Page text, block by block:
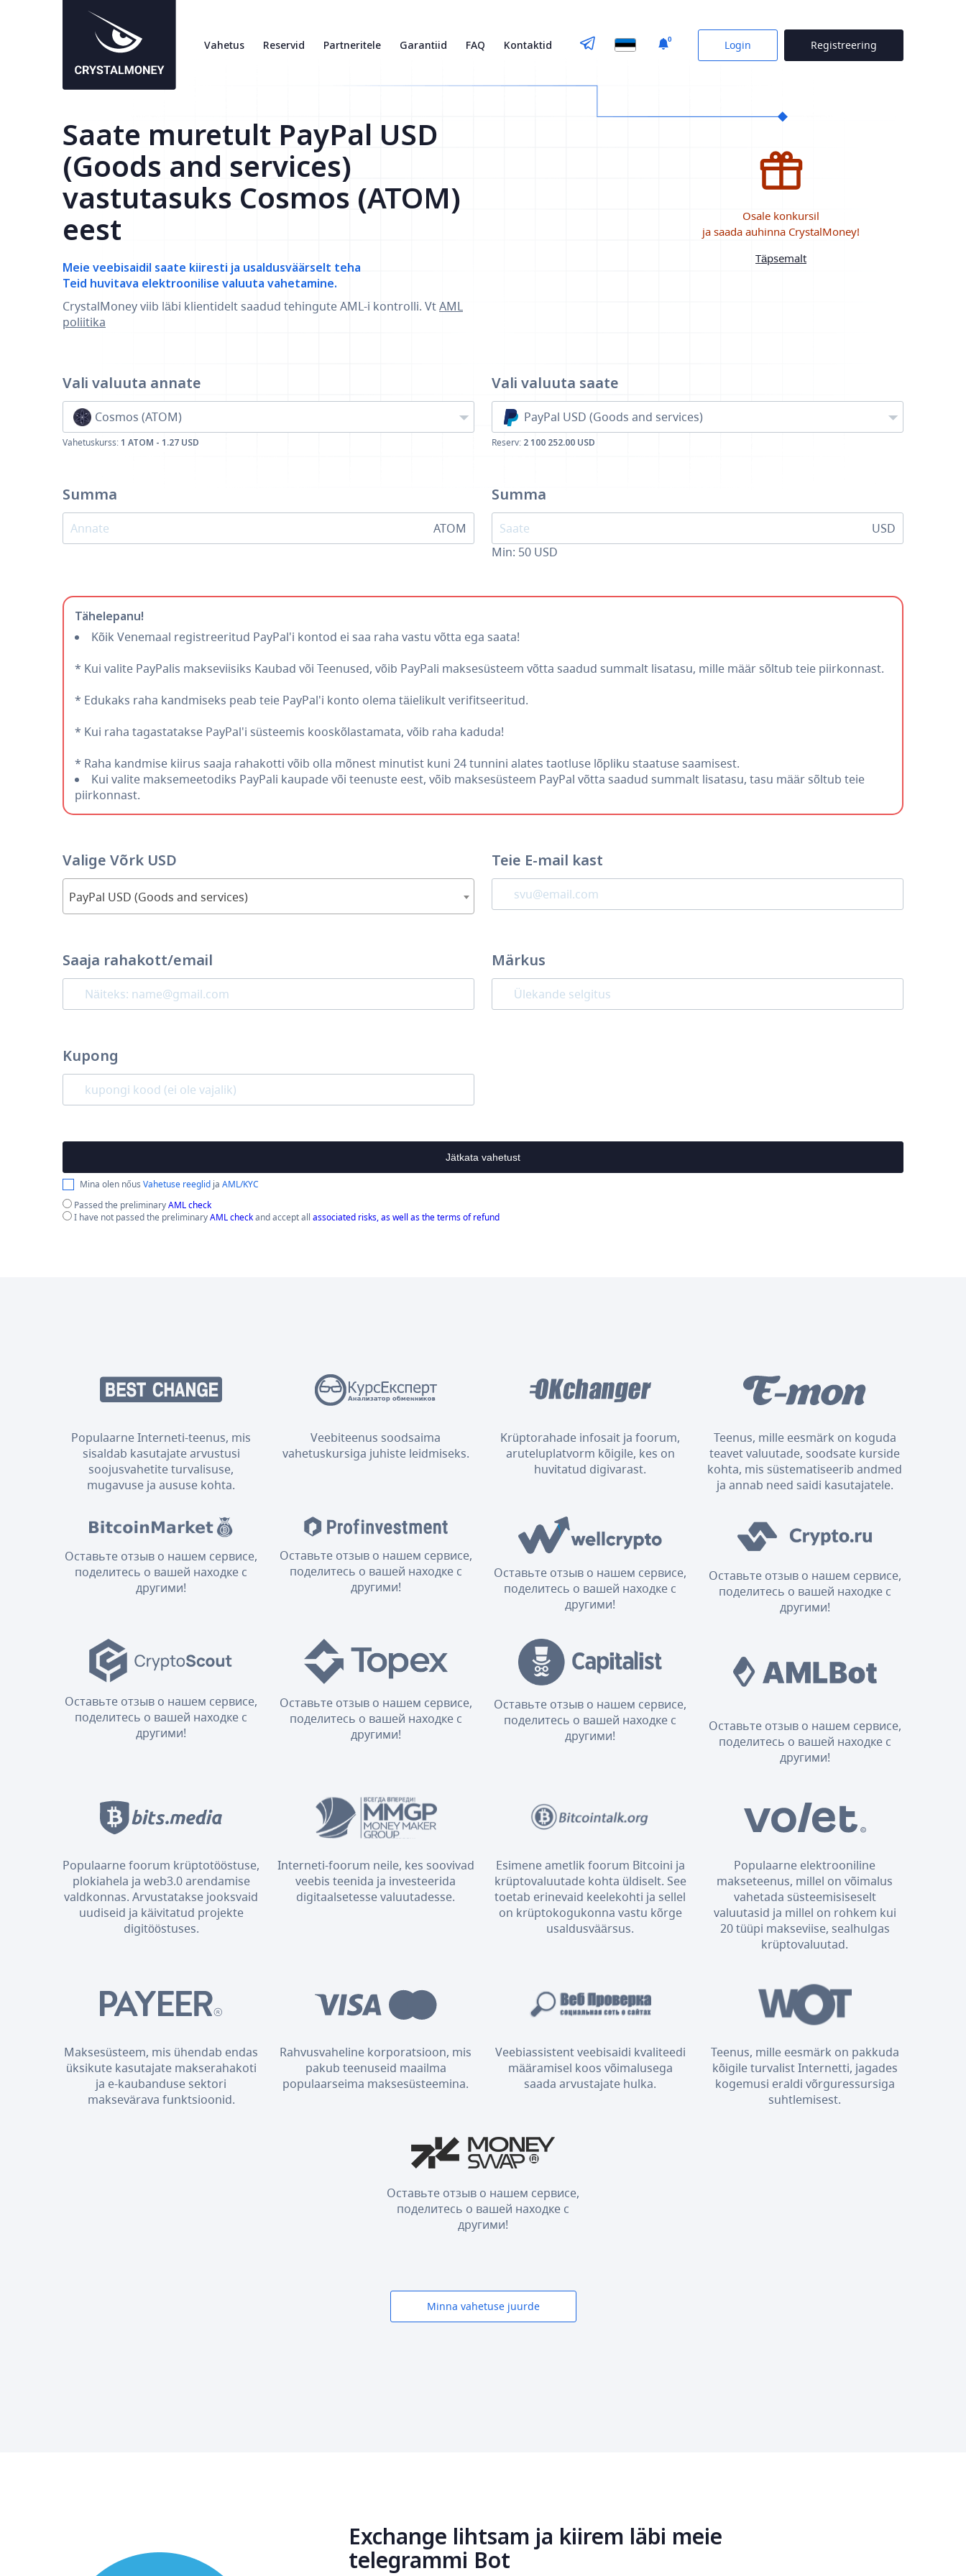
Vahetus Reservid Partneritele Garantiid FAQ Kontaktid 0 Login Registreering
Saate muretult PayPal USD
(Goods and services)
vastutasuks Cosmos (ATOM)
eest
Meie veebisaidil saate kiiresti ja usaldusväärselt teha
Teid huvitava elektroonilise valuuta vahetamine.
CrystalMoney viib läbi klientidelt saadud tehingute AML-i kontrolli. VtAML
poliitika
Osale konkursil
ja saada auhinna CrystalMoney!
Täpsemalt
Vali valuuta annate
Cosmos (ATOM)
Vahetuskurss: 1 ATOM - 1.27 USD
Summa
ATOM
Vali valuuta saate
PayPal USD (Goods and services)
Reserv: 2 100 252.00 USD
Summa
USD
Min: 50 USD
Tähelepanu!
Kõik Venemaal registreeritud PayPal'i kontod ei saa raha vastu võtta ega saata!
* Kui valite PayPalis makseviisiks Kaubad või Teenused, võib PayPali maksesüsteem võtta saadud summalt lisatasu, mille määr sõltub teie piirkonnast.
* Edukaks raha kandmiseks peab teie PayPal'i konto olema täielikult verifitseeritud.
* Kui raha tagastatakse PayPal'i süsteemis kooskõlastamata, võib raha kaduda!
* Raha kandmise kiirus saaja rahakotti võib olla mõnest minutist kuni 24 tunnini alates taotluse lõpliku staatuse saamisest.
Kui valite maksemeetodiks PayPali kaupade või teenuste eest, võib maksesüsteem PayPal võtta saadud summalt lisatasu, tasu määr sõltub teie
piirkonnast.
Valige Võrk USD
PayPal USD (Goods and services)
Teie E-mail kast
Saaja rahakott/email Märkus
Kupong
Jätkata vahetust
Mina olen nőus Vahetuse reeglid ja AML/KYC
Passed the preliminaryAML check
I have not passed the preliminaryAML checkand accept all associated risks, as well as the terms of refund
Populaarne Interneti-teenus, mis
sisaldab kasutajate arvustusi
soojusvahetite turvalisuse,
mugavuse ja aususe kohta.
Veebiteenus soodsaima
vahetuskursiga juhiste leidmiseks.
Krüptorahade infosait ja foorum,
aruteluplatvorm kõigile, kes on
huvitatud digivarast.
Teenus, mille eesmärk on koguda
teavet valuutade, soodsate kurside
kohta, mis süstematiseerib andmed
ja annab need saidi kasutajatele.
Оставьте отзыв о нашем сервисе,
поделитесь о вашей находке с
другими!
Оставьте отзыв о нашем сервисе,
поделитесь о вашей находке с
другими!
Оставьте отзыв о нашем сервисе,
поделитесь о вашей находке с
другими!
Оставьте отзыв о нашем сервисе,
поделитесь о вашей находке с
другими!
Оставьте отзыв о нашем сервисе,
поделитесь о вашей находке с
другими!
Оставьте отзыв о нашем сервисе,
поделитесь о вашей находке с
другими!
Оставьте отзыв о нашем сервисе,
поделитесь о вашей находке с
другими!
Оставьте отзыв о нашем сервисе,
поделитесь о вашей находке с
другими!
Populaarne foorum krüptotööstuse,
plokiahela ja web3.0 arendamise
valdkonnas. Arvustatakse jooksvaid
uudiseid ja käivitatud projekte
digitööstuses.
Interneti-foorum neile, kes soovivad
veebis teenida ja investeerida
digitaalsetesse valuutadesse.
Esimene ametlik foorum Bitcoini ja
krüptovaluutade kohta üldiselt. See
toetab erinevaid keelekohti ja sellel
on krüptokogukonna vastu kõrge
usaldusväärsus.
Populaarne elektrooniline
makseteenus, millel on võimalus
vahetada süsteemisiseselt
valuutasid ja millel on rohkem kui
20 tüüpi makseviise, sealhulgas
krüptovaluutad.
Maksesüsteem, mis ühendab endas
üksikute kasutajate makserahakoti
ja e-kaubanduse sektori
maksevärava funktsioonid.
Rahvusvaheline korporatsioon, mis
pakub teenuseid maailma
populaarseima maksesüsteemina.
Veebiassistent veebisaidi kvaliteedi
määramisel koos võimalusega
saada arvustajate hulka.
Teenus, mille eesmärk on pakkuda
kõigile turvalist Internetti, jagades
kogemusi eraldi võrguressursiga
suhtlemisest.
Оставьте отзыв о нашем сервисе,
поделитесь о вашей находке с
другими!
Minna vahetuse juurde
Exchange lihtsam ja kiirem läbi meie
telegrammi Bot